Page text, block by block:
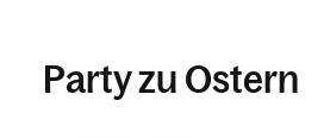
Party zu Ostern